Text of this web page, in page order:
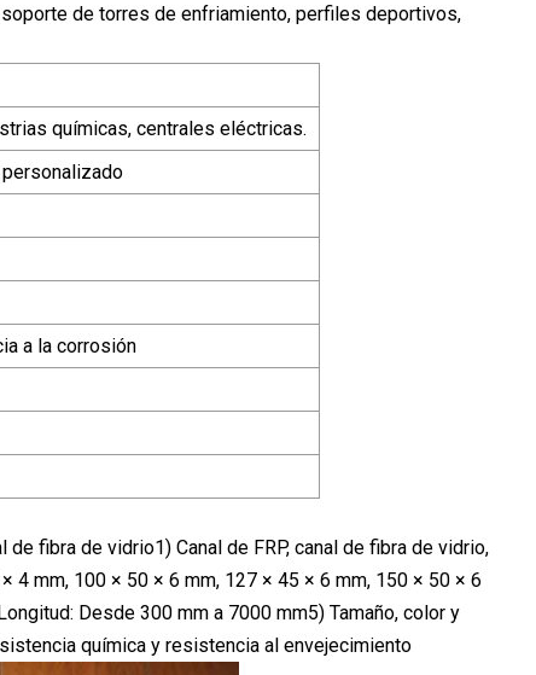
de torres de enfriamiento, perfiles deportivos,
químicas, centrales eléctricas.
personalizado
a la corrosión
de fibra de vidrio1) Canal de FRP, canal de fibra de vidrio,
4 mm, 100 × 50 × 6 mm, 127 × 45 × 6 mm, 150 × 50 × 6
Desde 300 mm a 7000 mm5) Tamaño, color y
química y resistencia al envejecimiento